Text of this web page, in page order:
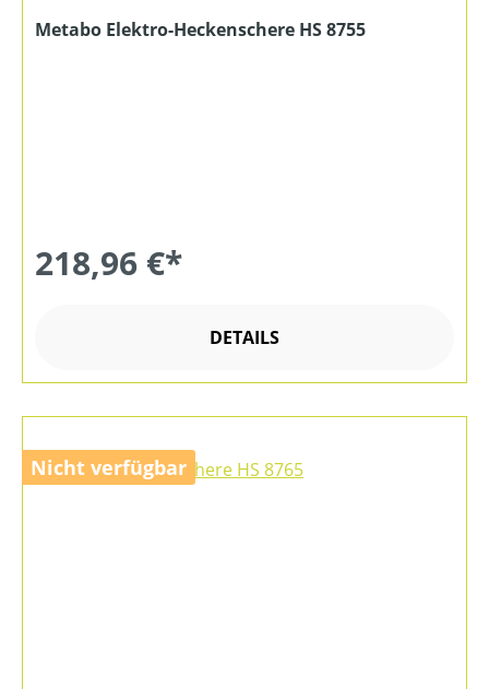
Metabo Elektro-Heckenschere HS 8755
218,96 €*
DETAILS
Nicht verfügbar